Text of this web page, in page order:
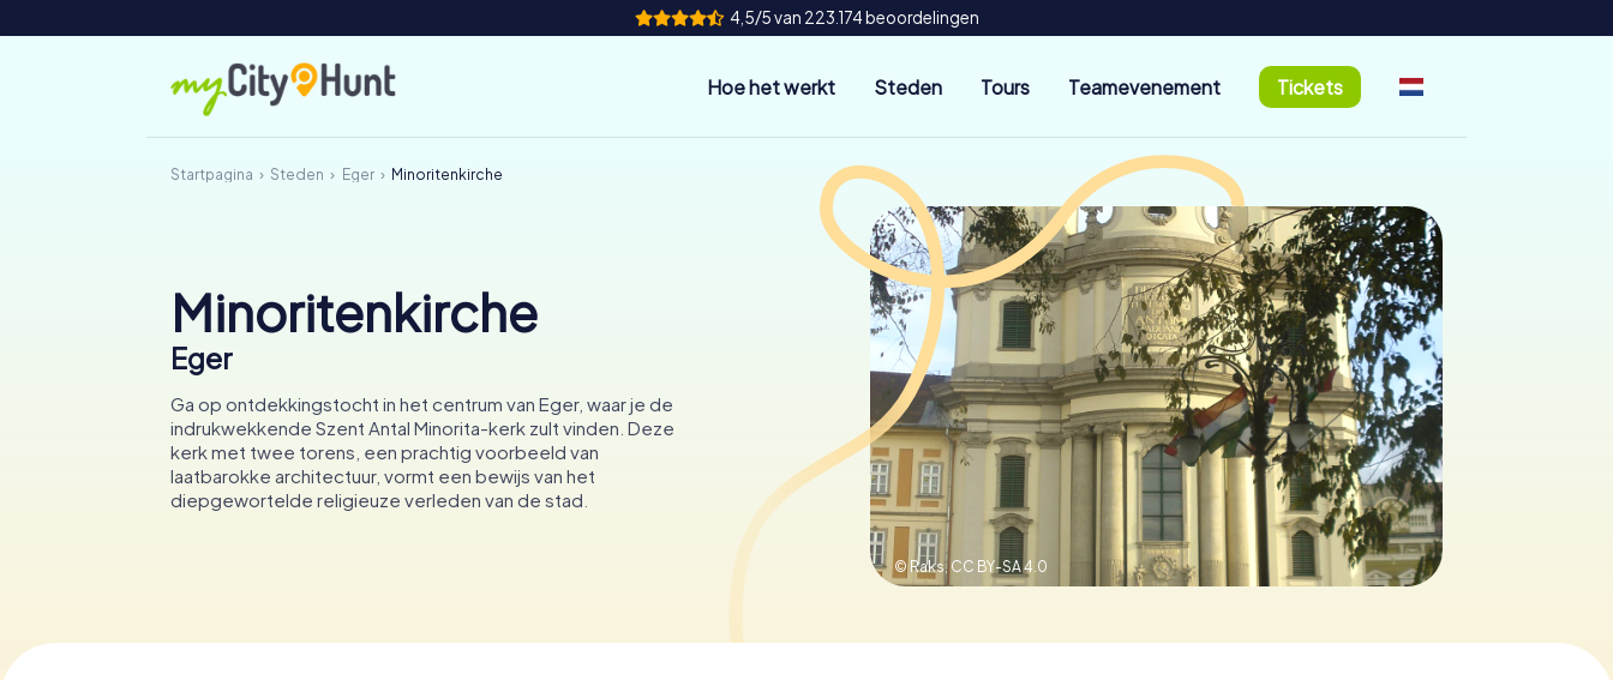
4,5/5 van 223.174 beoordelingen
Hoe het werkt Steden Tours Teamevenement Tickets
Startpagina Steden Eger Minoritenkirche
Minoritenkirche
Eger
Ga op ontdekkingstocht in het centrum van Eger, waar je de
indrukwekkende Szent Antal Minorita-kerk zult vinden. Deze
kerk met twee torens, een prachtig voorbeeld van
laatbarokke architectuur, vormt een bewijs van het
diepgewortelde religieuze verleden van de stad.
© Raks, CC BY-SA 4.0